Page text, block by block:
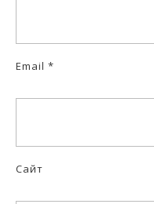
Email *
Сайт